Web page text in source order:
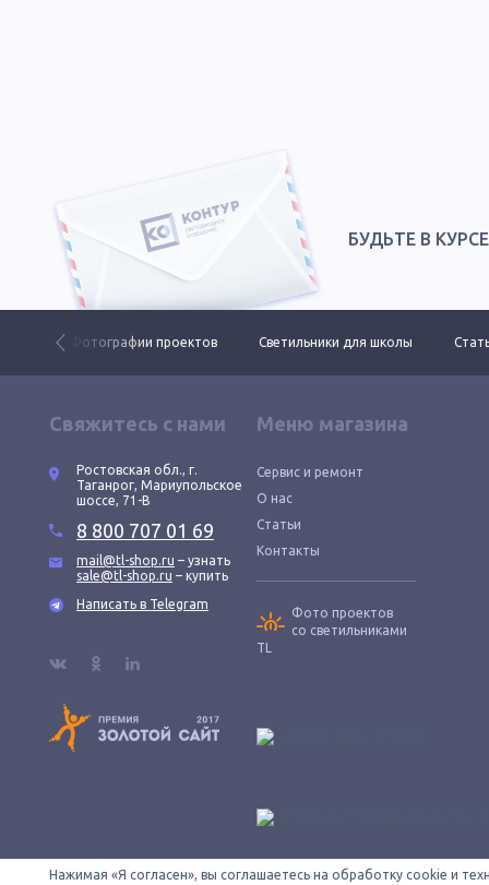
БУДЬТЕ В
Фотографии проектов Светильники для школы
Свяжитесь с нами
Ростовская обл., г.
Таганрог, Мариупольское
шоссе, 71-В
8 800 707 01 69
mail@tl-shop.ru – узнать
sale@tl-shop.ru – купить
Написать в Telegram
Меню магазина
Сервис и ремонт
О нас
Статьи
Контакты
Фото проектов
со светильниками
TL
Нажимая «Я согласен», вы соглашаетесь на обработку cookie и